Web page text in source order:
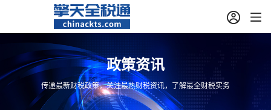
政策资讯
传递最新财税政策，关注最热财税资讯，了解最全财税实务